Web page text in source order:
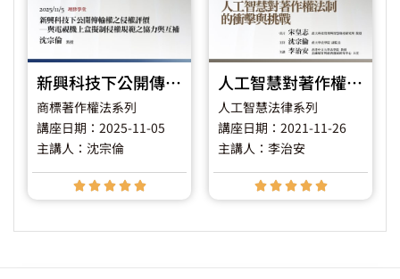
新興科技下公開傳輸權之侵權評價－與電視機上盒擬制侵權規範之協力與互補
商標著作權法系列
講座日期：2025-11-05
主講人：沈宗倫
    
人工智慧對著作權法制的衝擊與挑戰
人工智慧法律系列
講座日期：2021-11-26
主講人：李治安
    